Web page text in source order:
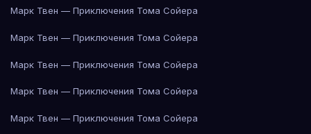
Марк Твен — Приключения Тома Сойера
Марк Твен — Приключения Тома Сойера
Марк Твен — Приключения Тома Сойера
Марк Твен — Приключения Тома Сойера
Марк Твен — Приключения Тома Сойера